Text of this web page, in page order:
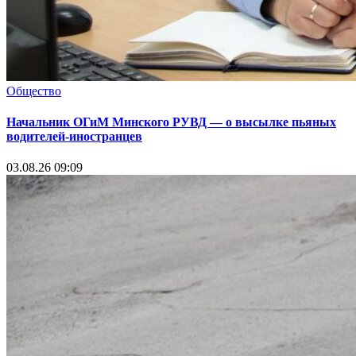
Общество
Начальник ОГиМ Минского РУВД — о высылке пьяных
водителей-иностранцев
03.08.26 09:09